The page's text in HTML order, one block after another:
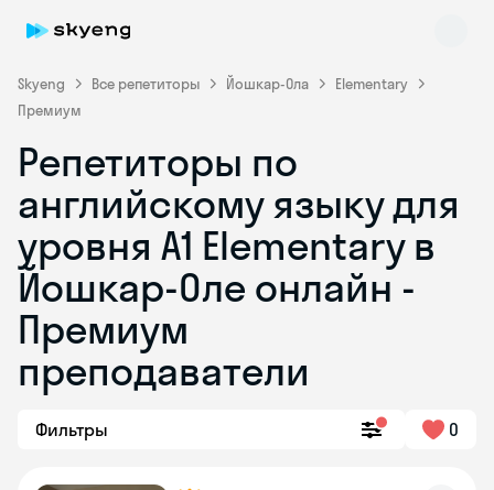
Skyeng Все репетиторы Йошкар-Ола
Elementary
Премиум
Репетиторы по
английскому языку для
уровня A1 Elementary в
Йошкар-Оле онлайн -
Премиум
преподаватели
Фильтры 0
Skyeng Chat